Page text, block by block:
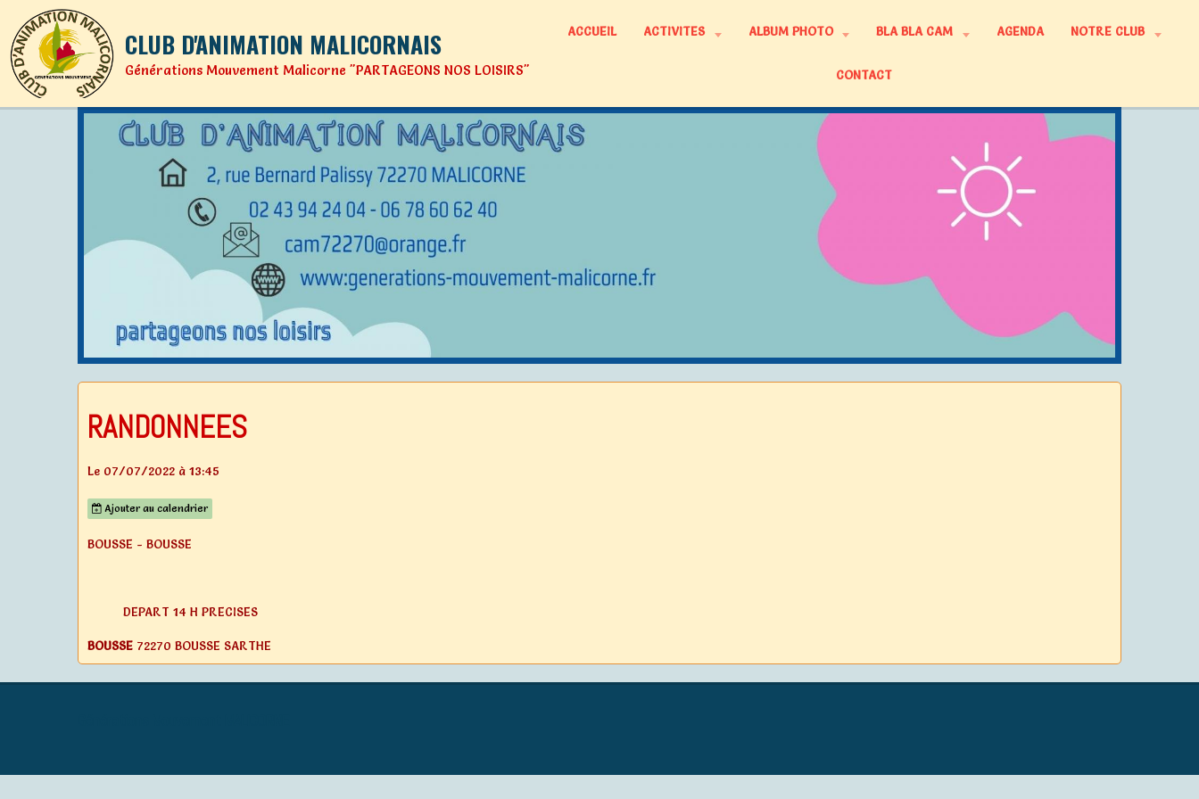
CLUB D'ANIMATION MALICORNAIS
Générations Mouvement Malicorne "PARTAGEONS NOS LOISIRS"
ACCUEIL ACTIVITES ALBUM PHOTO BLA BLA CAM AGENDA NOTRE CLUB
CONTACT
RANDONNEES
Le 07/07/2022 à 13:45
Ajouter au calendrier
BOUSSE - BOUSSE
DEPART 14 H PRECISES
BOUSSE 72270 BOUSSE SARTHE